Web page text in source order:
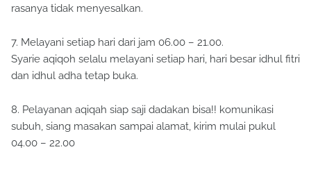
rasanya tidak menyesalkan.
7. Melayani setiap hari dari jam 06.00 – 21.00.
Syarie aqiqoh selalu melayani setiap hari, hari besar idhul fitri
dan idhul adha tetap buka.
8. Pelayanan aqiqah siap saji dadakan bisa!! komunikasi
subuh, siang masakan sampai alamat, kirim mulai pukul
04.00 – 22.00